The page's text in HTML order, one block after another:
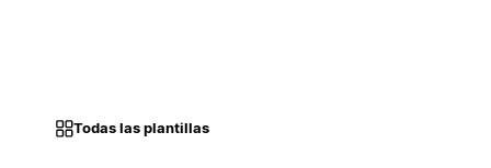
Todas las plantillas